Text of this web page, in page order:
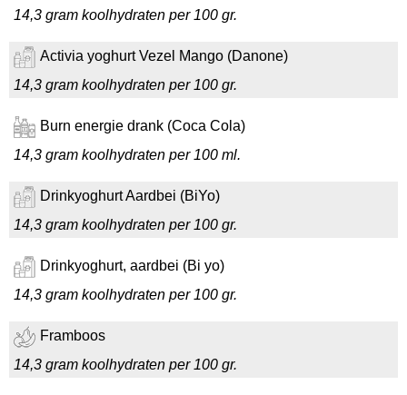
14,3 gram koolhydraten per 100 gr.
Activia yoghurt Vezel Mango (Danone)
14,3 gram koolhydraten per 100 gr.
Burn energie drank (Coca Cola)
14,3 gram koolhydraten per 100 ml.
Drinkyoghurt Aardbei (BiYo)
14,3 gram koolhydraten per 100 gr.
Drinkyoghurt, aardbei (Bi yo)
14,3 gram koolhydraten per 100 gr.
Framboos
14,3 gram koolhydraten per 100 gr.